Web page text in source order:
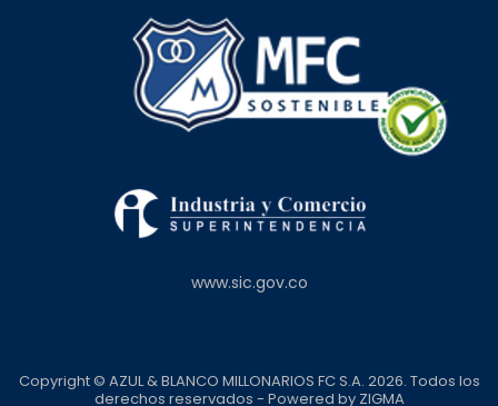
www.sic.gov.co
Copyright © AZUL & BLANCO MILLONARIOS FC S.A. 2026. Todos los
derechos reservados - Powered by ZIGMA